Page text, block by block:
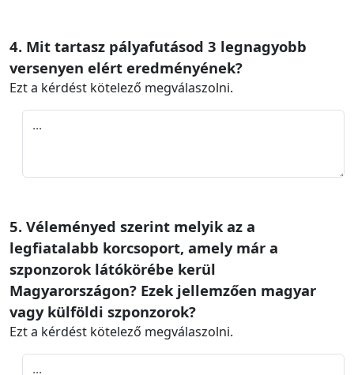
4. Mit tartasz pályafutásod 3 legnagyobb
versenyen elért eredményének?
Ezt a kérdést kötelező megválaszolni.
5. Véleményed szerint melyik az a
legfiatalabb korcsoport, amely már a
szponzorok látókörébe kerül
Magyarországon? Ezek jellemzően magyar
vagy külföldi szponzorok?
Ezt a kérdést kötelező megválaszolni.